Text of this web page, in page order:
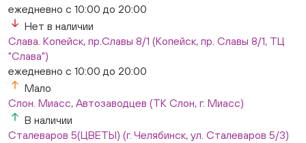
ежедневно с 10:00 до 20:00
Нет в наличии
Слава. Копейск, пр.Славы 8/1 (Копейск, пр. Славы 8/1, ТЦ
"Слава")
ежедневно с 10:00 до 20:00
Мало
Слон. Миасс, Автозаводцев (ТК Слон, г. Миасс)
В наличии
Сталеваров 5(ЦВЕТЫ) (г. Челябинск, ул. Сталеваров 5/3)